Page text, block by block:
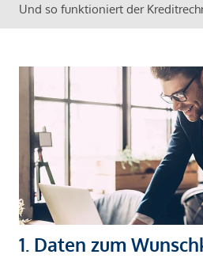
Und so funktioniert der
1. Daten zum